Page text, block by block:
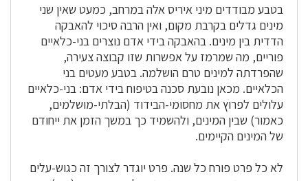
בטבע מבודדים מיני איריס אלה במרחב, כמעט שאין שני
מינים גדלים בקרבת מקום, ואין הרבה סיכוי להאבקה
הדדית בין מינים. בהאבקה בידי אדם נוצרים בני-כלאיים
פוריים, מה שמרמז על אפשרות שזו קבוצה צעירה,
שהפרדתה למינים טרם הושלמה. בטבע מעטים בני
הכלאיים. מכאן נובעת סכנה בטיפוח בידי אדם: בני-כלאיים
עלולים לפרוץ את מחסומי-הבידוד (הבלתי-מושלמים,
כאמור) שבין המינים, ולהשמיד כך במשך הזמן את ייחודם
של המינים הקיימים.
לא כל פרט פורח כל שנה. פרט יוגדר לצורך זה כגוש-עלים